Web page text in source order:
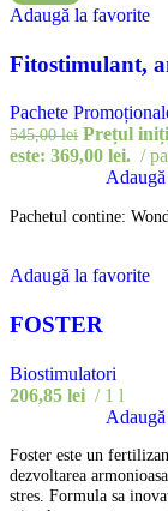
Adaugă la favorite
Fitostimulant,
Pachete
545,00lei Prețul
este: 369,00 lei.
Pachetul contine:
Adaugă la favorite
FOSTER
Biostimulatori
206,85 lei
1 l
Foster este un
dezvoltarea
stres. Formula sa